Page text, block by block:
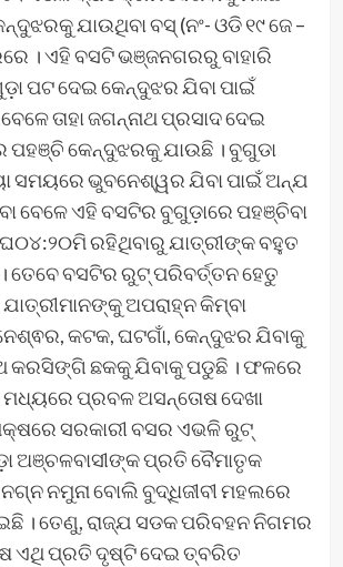
ଯାଉଥିବା ବସ୍ (ନଂ- ଓଡି ୧୯ ଜେ –
। ଏହି ବସଟି ଭଞ୍ଜନଗରରୁ ବାହାରି
ପଟ ଦେଇ କେନ୍ଦୁଝର ଯିବା ପାଇଁ
ତାହା ଜଗନ୍ନାଥ ପ୍ରସାଦ ଦେଇ
କେନ୍ଦୁଝରକୁ ଯାଉଛି । ବୁଗୁଡା
ସମୟରେ ଭୁବନେଶ୍ୱର ଯିବା ପାଇଁ ଅନ୍ଯ
ବେଳେ ଏହି ବସଟିର ବୁଗୁଡ଼ାରେ ପହଞ୍ଚିବା
ରହିଥିବାରୁ ଯାତ୍ରୀଙ୍କ ବହୁତ
ତେବେ ବସଟିର ରୁଟ୍ ପରିବର୍ତ୍ତନ ହେତୁ
ଅପରାହ୍ନ କିମ୍ବା
କଟକ, ଘଟଗାଁ, କେନ୍ଦୁଝର ଯିବାକୁ
କରସିଙ୍ଗି ଛକକୁ ଯିବାକୁ ପଡୁଛି । ଫଳରେ
ମଧ୍ୟରେ ପ୍ରବଳ ଅସନ୍ତୋଷ ଦେଖା
ସରକାରୀ ବସର ଏଭଳି ରୁଟ୍
ଅଞ୍ଚଳବାସୀଙ୍କ ପ୍ରତି ବୈମାତୃକ
ନମୁନା ବୋଲି ବୁଦ୍ଧିଜୀବୀ ମହଲରେ
। ତେଣୁ, ରାଜ୍ଯ ସଡକ ପରିବହନ ନିଗମର
ଏଥି ପ୍ରତି ଦୃଷ୍ଟି ଦେଇ ତ୍ବରିତ